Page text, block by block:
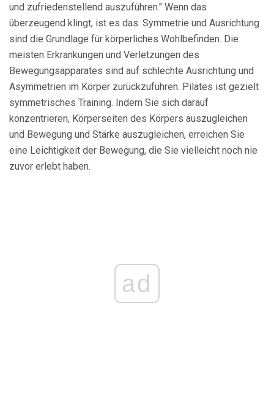
und zufriedenstellend auszuführen." Wenn das
überzeugend klingt, ist es das. Symmetrie und Ausrichtung
sind die Grundlage für körperliches Wohlbefinden. Die
meisten Erkrankungen und Verletzungen des
Bewegungsapparates sind auf schlechte Ausrichtung und
Asymmetrien im Körper zurückzuführen. Pilates ist gezielt
symmetrisches Training. Indem Sie sich darauf
konzentrieren, Körperseiten des Körpers auszugleichen
und Bewegung und Stärke auszugleichen, erreichen Sie
eine Leichtigkeit der Bewegung, die Sie vielleicht noch nie
zuvor erlebt haben.
ad